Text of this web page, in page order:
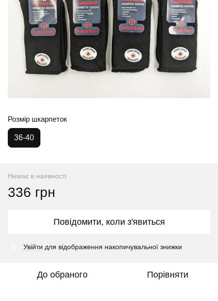
Розмір шкарпеток
36-40
Немає в наявності
336 грн
Повідомити, коли з'явиться
Увійти для відображення накопичувальної знижки
До обраного Порівняти